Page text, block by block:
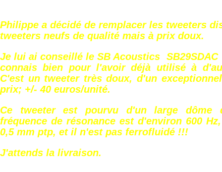
Philippe a décidé de remplacer les tweeters
tweeters neufs de qualité mais à prix doux.
Je lui ai conseillé le SB Acoustics
connais bien pour l'avoir déjà utilisé à
C'est un tweeter très doux, d'un
prix; +/- 40 euros/unité.
Ce tweeter est pourvu d'un large dôme
fréquence de résonance est d'environ 600
0,5 mm ptp, et il n'est pas ferrofluidé !!!
J'attends la livraison.